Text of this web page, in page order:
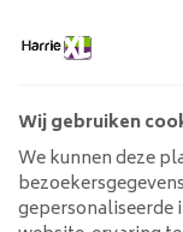
Geen
Wij gebruiken
We kunnen deze
gepersonaliseerde